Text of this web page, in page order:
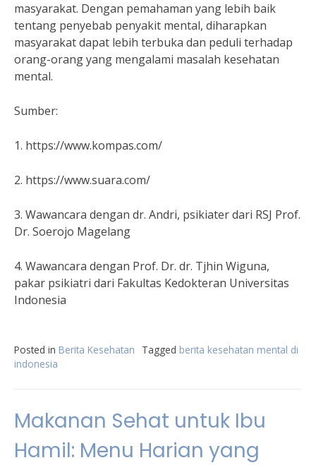
masyarakat. Dengan pemahaman yang lebih baik
tentang penyebab penyakit mental, diharapkan
masyarakat dapat lebih terbuka dan peduli terhadap
orang-orang yang mengalami masalah kesehatan
mental.
Sumber:
1. https://www.kompas.com/
2. https://www.suara.com/
3. Wawancara dengan dr. Andri, psikiater dari RSJ Prof.
Dr. Soerojo Magelang
4. Wawancara dengan Prof. Dr. dr. Tjhin Wiguna,
pakar psikiatri dari Fakultas Kedokteran Universitas
Indonesia
Posted in Berita Kesehatan Tagged berita kesehatan mental di
indonesia
Makanan Sehat untuk Ibu
Hamil: Menu Harian yang